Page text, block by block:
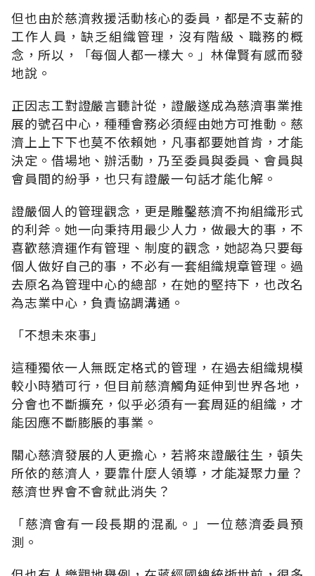
但也由於慈濟救援活動核心的委員，都是不支薪的
工作人員，缺乏組織管理，沒有階級、職務的概
念，所以，「每個人都一樣大。」林偉賢有感而發
地說。
正因志工對證嚴言聽計從，證嚴遂成為慈濟事業推
展的號召中心，種種會務必須經由她方可推動。慈
濟上上下下也莫不依賴她，凡事都要她首肯，才能
決定。借場地、辦活動，乃至委員與委員、會員與
會員間的紛爭，也只有證嚴一句話才能化解。
證嚴個人的管理觀念，更是雕鑿慈濟不拘組織形式
的利斧。她一向秉持用最少人力，做最大的事，不
喜歡慈濟運作有管理、制度的觀念，她認為只要每
個人做好自己的事，不必有一套組織規章管理。過
去原名為管理中心的總部，在她的堅持下，也改名
為志業中心，負責協調溝通。
「不想未來事」
這種獨依一人無既定格式的管理，在過去組織規模
較小時猶可行，但目前慈濟觸角延伸到世界各地，
分會也不斷擴充，似乎必須有一套周延的組織，才
能因應不斷膨脹的事業。
關心慈濟發展的人更擔心，若將來證嚴往生，頓失
所依的慈濟人，要靠什麼人領導，才能凝聚力量？
慈濟世界會不會就此消失？
「慈濟會有一段長期的混亂。」一位慈濟委員預
測。